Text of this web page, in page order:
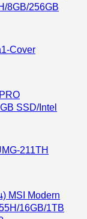
8GB/256GB
SSD/Intel
MSI Modern
16GB/1TB